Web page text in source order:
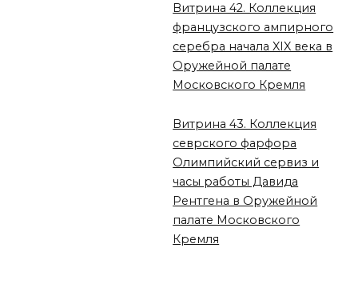
Витрина 42. Коллекция
французского ампирного
серебра начала XIX века в
Оружейной палате
Московского Кремля
Витрина 43. Коллекция
севрского фарфора
Олимпийский сервиз и
часы работы Давида
Рентгена в Оружейной
палате Московского
Кремля